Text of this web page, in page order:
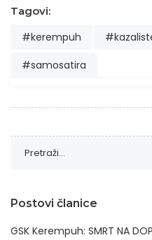
Tagovi:
#kerempuh
#samosatira
Postovi članice
GSK Kerempuh: SMRT NA